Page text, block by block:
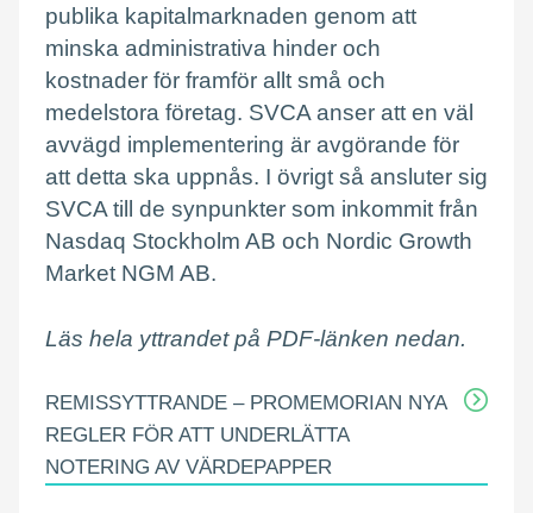
publika kapitalmarknaden genom att
minska administrativa hinder och
kostnader för framför allt små och
medelstora företag. SVCA anser att en väl
avvägd implementering är avgörande för
att detta ska uppnås. I övrigt så ansluter sig
SVCA till de synpunkter som inkommit från
Nasdaq Stockholm AB och Nordic Growth
Market NGM AB.
Läs hela yttrandet på PDF-länken nedan.
REMISSYTTRANDE – PROMEMORIAN NYA
REGLER FÖR ATT UNDERLÄTTA
NOTERING AV VÄRDEPAPPER